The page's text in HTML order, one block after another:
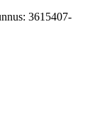
3615407-